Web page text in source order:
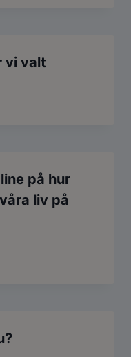
vi valt
på hur
liv på